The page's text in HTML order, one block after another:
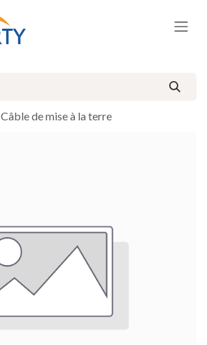
Câble de mise à la terre